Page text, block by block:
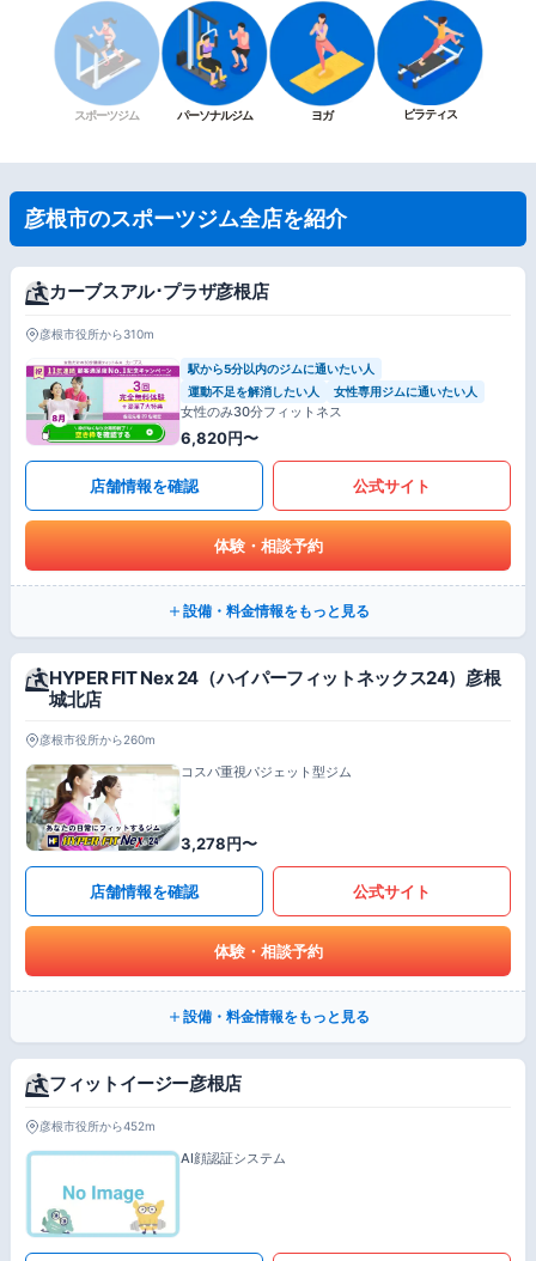
スポーツジム パーソナルジム ヨガ ピラティス
彦根市のスポーツジム全店を紹介
カーブスアル･プラザ彦根店
彦根市役所から310m
駅から5分以内のジムに通いたい人
運動不足を解消したい人
女性専用ジムに通いたい人
女性のみ30分フィットネス
6,820円〜
店舗情報を確認 公式サイト
体験・相談予約
設備・料金情報をもっと見る
HYPER FIT Nex 24（ハイパーフィットネックス24）彦根
城北店
彦根市役所から260m
コスパ重視パジェット型ジム
3,278円〜
店舗情報を確認 公式サイト
体験・相談予約
設備・料金情報をもっと見る
フィットイージー彦根店
彦根市役所から452m
AI顔認証システム